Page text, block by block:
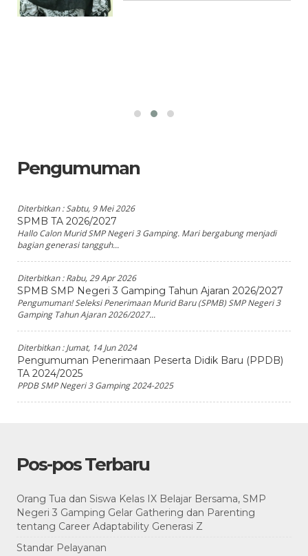
Pengumuman
Diterbitkan :Sabtu, 9 Mei 2026
SPMB TA 2026/2027
Hallo Calon Murid SMP Negeri 3 Gamping. Mari bergabung menjadi
bagian generasi tangguh...
Diterbitkan :Rabu, 29 Apr 2026
SPMB SMP Negeri 3 Gamping Tahun Ajaran 2026/2027
Pengumuman! Seleksi Penerimaan Murid Baru (SPMB) SMP Negeri 3
Gamping Tahun Ajaran 2026/2027...
Diterbitkan :Jumat, 14 Jun 2024
Pengumuman Penerimaan Peserta Didik Baru (PPDB)
TA 2024/2025
PPDB SMP Negeri 3 Gamping 2024-2025
Pos-pos Terbaru
Orang Tua dan Siswa Kelas IX Belajar Bersama, SMP
Negeri 3 Gamping Gelar Gathering dan Parenting
tentang Career Adaptability Generasi Z
Standar Pelayanan